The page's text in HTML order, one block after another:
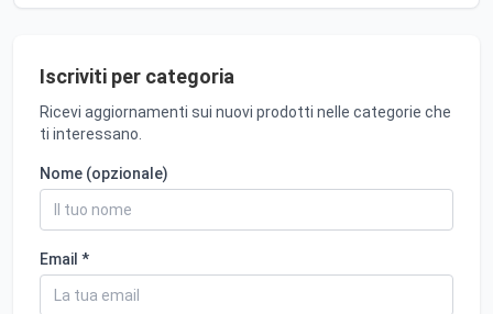
Iscriviti per categoria
Ricevi aggiornamenti sui nuovi prodotti nelle categorie che
ti interessano.
Nome (opzionale)
Email *